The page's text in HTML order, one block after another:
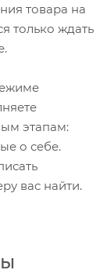
товара на
только ждать
этапам:
о себе.
вас найти.